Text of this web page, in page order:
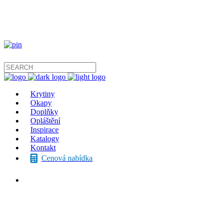
Krytiny
Okapy
Doplňky
Opláštění
Inspirace
Katalogy
Kontakt
Cenová nabídka